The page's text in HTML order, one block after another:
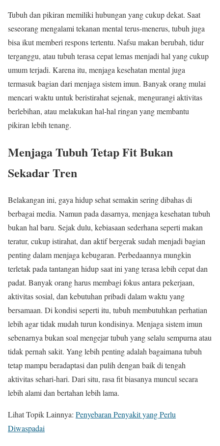
Tubuh dan pikiran memiliki hubungan yang cukup dekat. Saat
seseorang mengalami tekanan mental terus-menerus, tubuh juga
bisa ikut memberi respons tertentu. Nafsu makan berubah, tidur
terganggu, atau tubuh terasa cepat lemas menjadi hal yang cukup
umum terjadi. Karena itu, menjaga kesehatan mental juga
termasuk bagian dari menjaga sistem imun. Banyak orang mulai
mencari waktu untuk beristirahat sejenak, mengurangi aktivitas
berlebihan, atau melakukan hal-hal ringan yang membantu
pikiran lebih tenang.
Menjaga Tubuh Tetap Fit Bukan
Sekadar Tren
Belakangan ini, gaya hidup sehat semakin sering dibahas di
berbagai media. Namun pada dasarnya, menjaga kesehatan tubuh
bukan hal baru. Sejak dulu, kebiasaan sederhana seperti makan
teratur, cukup istirahat, dan aktif bergerak sudah menjadi bagian
penting dalam menjaga kebugaran. Perbedaannya mungkin
terletak pada tantangan hidup saat ini yang terasa lebih cepat dan
padat. Banyak orang harus membagi fokus antara pekerjaan,
aktivitas sosial, dan kebutuhan pribadi dalam waktu yang
bersamaan. Di kondisi seperti itu, tubuh membutuhkan perhatian
lebih agar tidak mudah turun kondisinya. Menjaga sistem imun
sebenarnya bukan soal mengejar tubuh yang selalu sempurna atau
tidak pernah sakit. Yang lebih penting adalah bagaimana tubuh
tetap mampu beradaptasi dan pulih dengan baik di tengah
aktivitas sehari-hari. Dari situ, rasa fit biasanya muncul secara
lebih alami dan bertahan lebih lama.
Lihat Topik Lainnya: Penyebaran Penyakit yang Perlu
Diwaspadai